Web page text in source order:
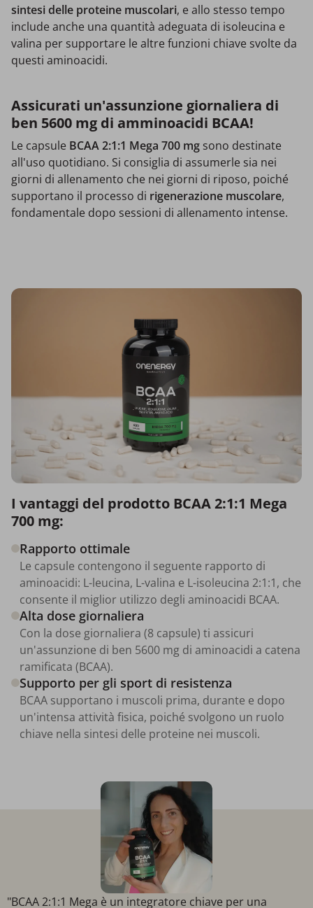
sintesi delle proteine muscolari, e allo stesso tempo
include anche una quantità adeguata di isoleucina e
valina per supportare le altre funzioni chiave svolte da
questi aminoacidi.
Assicurati un'assunzione giornaliera di
ben 5600 mg di amminoacidi BCAA!
Le capsule BCAA 2:1:1 Mega 700 mg sono destinate
all'uso quotidiano. Si consiglia di assumerle sia nei
giorni di allenamento che nei giorni di riposo, poiché
supportano il processo di rigenerazione muscolare,
fondamentale dopo sessioni di allenamento intense.
I vantaggi del prodotto BCAA 2:1:1 Mega
700 mg:
Rapporto ottimale
Le capsule contengono il seguente rapporto di
aminoacidi: L-leucina, L-valina e L-isoleucina 2:1:1, che
consente il miglior utilizzo degli aminoacidi BCAA.
Alta dose giornaliera
Con la dose giornaliera (8 capsule) ti assicuri
un'assunzione di ben 5600 mg di aminoacidi a catena
ramificata (BCAA).
Supporto per gli sport di resistenza
BCAA supportano i muscoli prima, durante e dopo
un'intensa attività fisica, poiché svolgono un ruolo
chiave nella sintesi delle proteine nei muscoli.
"BCAA 2:1:1 Mega è un integratore chiave per una